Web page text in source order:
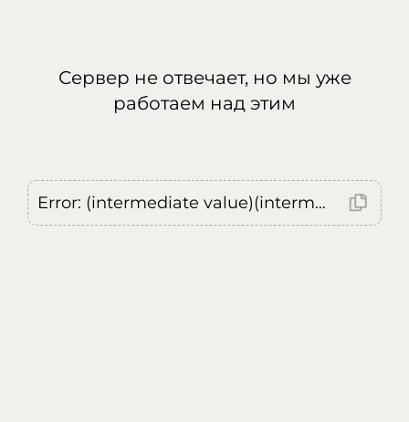
Сервер не отвечает, но мы уже
работаем над этим
Error: (intermediate value)(intermediate value)(intermediate value).replaceAll is not a function